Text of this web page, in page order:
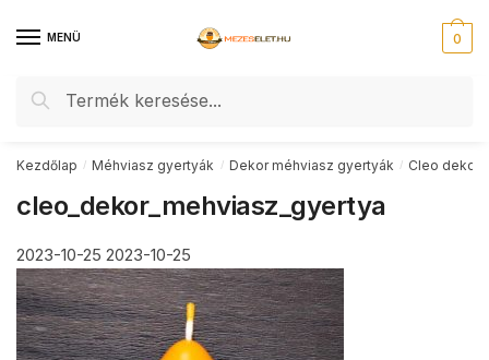
MENÜ
Keresés
Keresés
0
Kezdőlap / Méhviasz gyertyák / Dekor méhviasz gyertyák / Cleo dekor
cleo_dekor_mehviasz_gyertya
2023-10-25 2023-10-25